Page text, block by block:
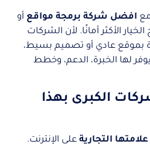
افضل شركة برمجة مواقع أو
الأكثر أمانًا. لأن الشركات
بموقع عادي أو تصميم بسيط،
لها الخبرة، الدعم، وخطط
الكبرى بهذا
علامتها التجارية على الإنترنت.